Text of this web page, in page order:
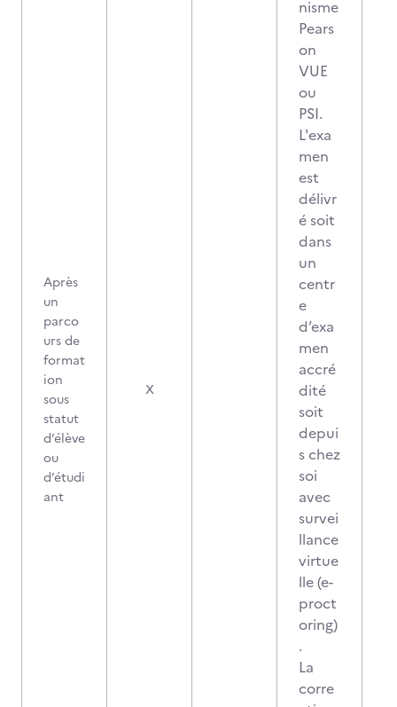
Après
un
parco
urs de
format
ion
sous
statut
d’élève
ou
d’étudi
ant
X
nisme
Pears
on
VUE
ou
PSI.
L'exa
men
est
délivr
é soit
dans
un
centr
e
d’exa
men
accré
dité
soit
depui
s chez
soi
avec
survei
llance
virtue
lle (e-
proct
oring)
.
La
corre